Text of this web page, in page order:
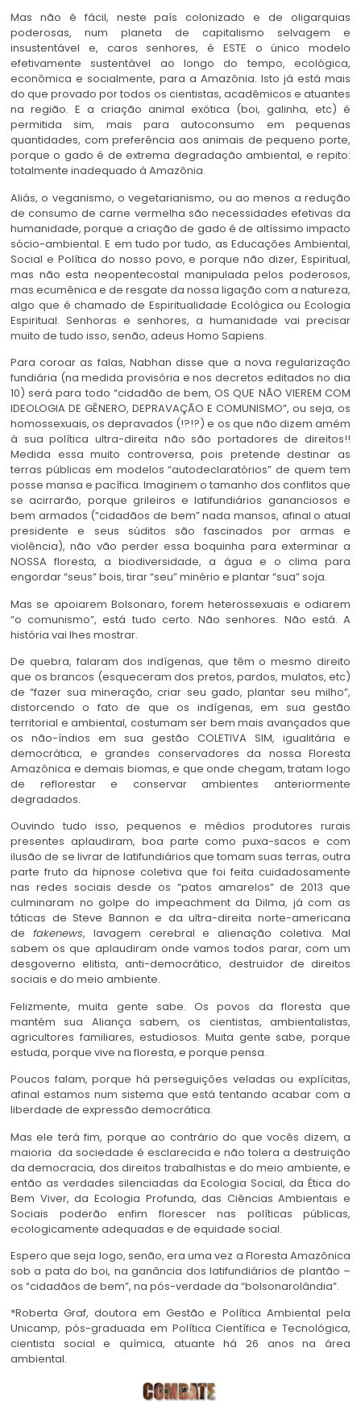
Mas não é fácil, neste país colonizado e de oligarquias
poderosas, num planeta de capitalismo selvagem e
insustentável e, caros senhores, é ESTE o único modelo
efetivamente sustentável ao longo do tempo, ecológica,
econômica e socialmente, para a Amazônia. Isto já está mais
do que provado por todos os cientistas, acadêmicos e atuantes
na região. E a criação animal exótica (boi, galinha, etc) é
permitida sim, mais para autoconsumo em pequenas
quantidades, com preferência aos animais de pequeno porte,
porque o gado é de extrema degradação ambiental, e repito:
totalmente inadequado à Amazônia.
Aliás, o veganismo, o vegetarianismo, ou ao menos a redução
de consumo de carne vermelha são necessidades efetivas da
humanidade, porque a criação de gado é de altíssimo impacto
sócio-ambiental. E em tudo por tudo, as Educações Ambiental,
Social e Política do nosso povo, e porque não dizer, Espiritual,
mas não esta neopentecostal manipulada pelos poderosos,
mas ecumênica e de resgate da nossa ligação com a natureza,
algo que é chamado de Espiritualidade Ecológica ou Ecologia
Espiritual. Senhoras e senhores, a humanidade vai precisar
muito de tudo isso, senão, adeus Homo Sapiens.
Para coroar as falas, Nabhan disse que a nova regularização
fundiária (na medida provisória e nos decretos editados no dia
10) será para todo “cidadão de bem, OS QUE NÃO VIEREM COM
IDEOLOGIA DE GÊNERO, DEPRAVAÇÃO E COMUNISMO”, ou seja, os
homossexuais, os depravados (!?!?) e os que não dizem amém
à sua política ultra-direita não são portadores de direitos!!
Medida essa muito controversa, pois pretende destinar as
terras públicas em modelos “autodeclaratórios” de quem tem
posse mansa e pacífica. Imaginem o tamanho dos conflitos que
se acirrarão, porque grileiros e latifundiários gananciosos e
bem armados (“cidadãos de bem” nada mansos, afinal o atual
presidente e seus súditos são fascinados por armas e
violência), não vão perder essa boquinha para exterminar a
NOSSA floresta, a biodiversidade, a água e o clima para
engordar “seus” bois, tirar “seu” minério e plantar “sua” soja.
Mas se apoiarem Bolsonaro, forem heterossexuais e odiarem
“o comunismo”, está tudo certo. Não senhores. Não está. A
história vai lhes mostrar.
De quebra, falaram dos indígenas, que têm o mesmo direito
que os brancos (esqueceram dos pretos, pardos, mulatos, etc)
de “fazer sua mineração, criar seu gado, plantar seu milho”,
distorcendo o fato de que os indígenas, em sua gestão
territorial e ambiental, costumam ser bem mais avançados que
os não-índios em sua gestão COLETIVA SIM, igualitária e
democrática, e grandes conservadores da nossa Floresta
Amazônica e demais biomas, e que onde chegam, tratam logo
de reflorestar e conservar ambientes anteriormente
degradados.
Ouvindo tudo isso, pequenos e médios produtores rurais
presentes aplaudiram, boa parte como puxa-sacos e com
ilusão de se livrar de latifundiários que tomam suas terras, outra
parte fruto da hipnose coletiva que foi feita cuidadosamente
nas redes sociais desde os “patos amarelos” de 2013 que
culminaram no golpe do impeachment da Dilma, já com as
táticas de Steve Bannon e da ultra-direita norte-americana
de fakenews, lavagem cerebral e alienação coletiva. Mal
sabem os que aplaudiram onde vamos todos parar, com um
desgoverno elitista, anti-democrático, destruidor de direitos
sociais e do meio ambiente.
Felizmente, muita gente sabe. Os povos da floresta que
mantém sua Aliança sabem, os cientistas, ambientalistas,
agricultores familiares, estudiosos. Muita gente sabe, porque
estuda, porque vive na floresta, e porque pensa.
Poucos falam, porque há perseguições veladas ou explícitas,
afinal estamos num sistema que está tentando acabar com a
liberdade de expressão democrática.
Mas ele terá fim, porque ao contrário do que vocês dizem, a
maioria da sociedade é esclarecida e não tolera a destruição
da democracia, dos direitos trabalhistas e do meio ambiente, e
então as verdades silenciadas da Ecologia Social, da Ética do
Bem Viver, da Ecologia Profunda, das Ciências Ambientais e
Sociais poderão enfim florescer nas políticas públicas,
ecologicamente adequadas e de equidade social.
Espero que seja logo, senão, era uma vez a Floresta Amazônica
sob a pata do boi, na ganância dos latifundiários de plantão –
os “cidadãos de bem”, na pós-verdade da “bolsonarolândia”.
*Roberta Graf, doutora em Gestão e Política Ambiental pela
Unicamp, pós-graduada em Política Científica e Tecnológica,
cientista social e química, atuante há 26 anos na área
ambiental.